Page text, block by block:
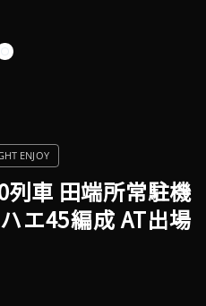
車 田端所常駐機
エ45編成 AT出場